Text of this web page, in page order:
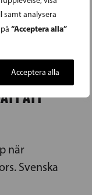
samt analysera
“Acceptera alla”
Acceptera alla
ATT
när
Svenska